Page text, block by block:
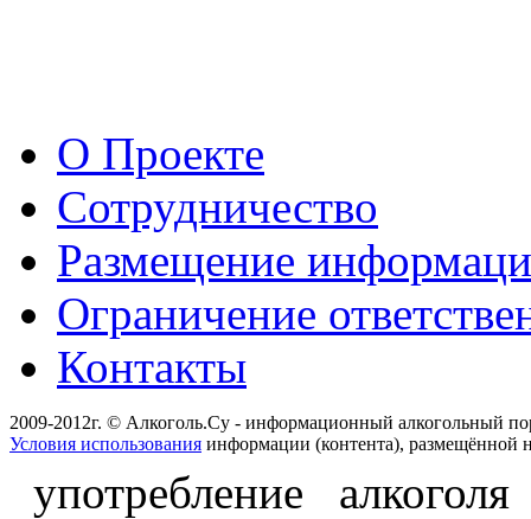
О Проекте
Сотрудничество
Размещение
Ограничение
Контакты
2009-2012г. © Алкоголь.Су - информационный алкогольный
Условия использования информации (контента), размещённой
употребление